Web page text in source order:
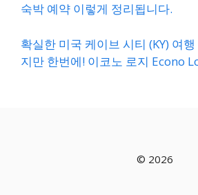
숙박 예약 이렇게 정리됩니다.
확실한 미국 케이브 시티 (KY) 여
지만 한번에! 이코노 로지 Econo
© 2026